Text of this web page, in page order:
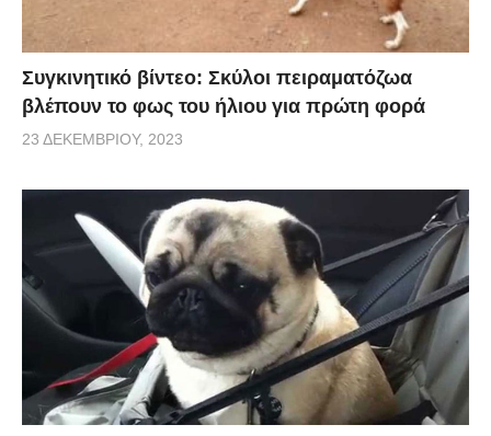
Συγκινητικό βίντεο: Σκύλοι πειραματόζωα
βλέπουν το φως του ήλιου για πρώτη φορά
23 ΔΕΚΕΜΒΡΊΟΥ, 2023